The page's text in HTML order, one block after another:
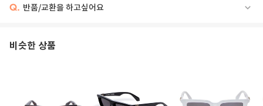
Q. 반품/교환을 하고싶어요
비슷한 상품